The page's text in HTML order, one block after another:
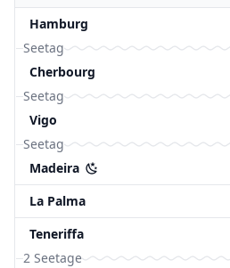
Hamburg
Seetag
Cherbourg
Seetag
Vigo
Seetag
Madeira
La Palma
Teneriffa
2 Seetage